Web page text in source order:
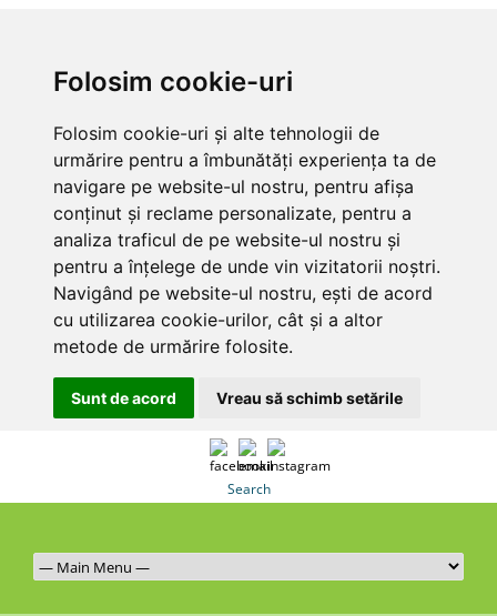
Folosim cookie-uri
Folosim cookie-uri și alte tehnologii de
urmărire pentru a îmbunătăți experiența ta de
navigare pe website-ul nostru, pentru afișa
conținut și reclame personalizate, pentru a
analiza traficul de pe website-ul nostru și
pentru a înțelege de unde vin vizitatorii noștri.
Navigând pe website-ul nostru, ești de acord
cu utilizarea cookie-urilor, cât și a altor
metode de urmărire folosite.
Sunt de acord Vreau să schimb setările
Search